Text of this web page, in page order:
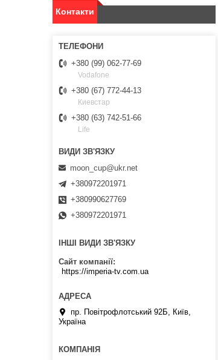
Контакти
+380 (99) 062-77-69
Vodafone
+380 (67) 772-44-13
Киевстар
+380 (63) 742-51-66
Life
moon_cup@ukr.net
+380972201971
+380990627769
+380972201971
ІНШІ ВИДИ ЗВ'ЯЗКУ
Сайт компанії
https://imperia-tv.com.ua
пр. Повітрофлотський 92Б, Київ,
Україна